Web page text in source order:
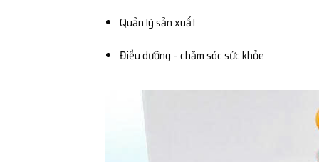
Quản lý sản xuất
Điều dưỡng – chăm sóc sức khỏe